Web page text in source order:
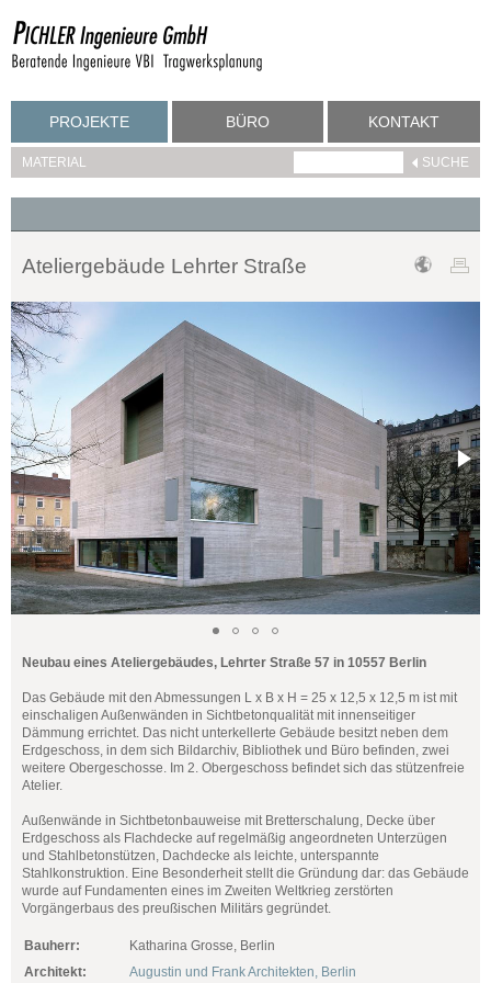
PROJEKTE BÜRO KONTAKT
MATERIAL
Ateliergebäude Lehrter Straße
Neubau eines Ateliergebäudes, Lehrter Straße 57 in 10557 Berlin
Das Gebäude mit den Abmessungen L x B x H = 25 x 12,5 x 12,5 m ist mit
einschaligen Außenwänden in Sichtbetonqualität mit innenseitiger
Dämmung errichtet. Das nicht unterkellerte Gebäude besitzt neben dem
Erdgeschoss, in dem sich Bildarchiv, Bibliothek und Büro befinden, zwei
weitere Obergeschosse. Im 2. Obergeschoss befindet sich das stützenfreie
Atelier.
Außenwände in Sichtbetonbauweise mit Bretterschalung, Decke über
Erdgeschoss als Flachdecke auf regelmäßig angeordneten Unterzügen
und Stahlbetonstützen, Dachdecke als leichte, unterspannte
Stahlkonstruktion. Eine Besonderheit stellt die Gründung dar: das Gebäude
wurde auf Fundamenten eines im Zweiten Weltkrieg zerstörten
Vorgängerbaus des preußischen Militärs gegründet.
Bauherr:
Katharina Grosse, Berlin
Architekt:
Augustin und Frank Architekten, Berlin